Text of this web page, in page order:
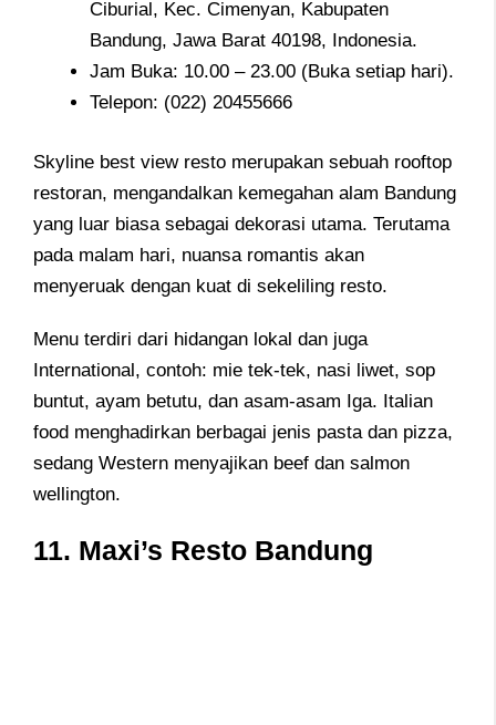
Ciburial, Kec. Cimenyan, Kabupaten
Bandung, Jawa Barat 40198, Indonesia.
Jam Buka: 10.00 – 23.00 (Buka setiap hari).
Telepon: (022) 20455666
Skyline best view resto merupakan sebuah rooftop
restoran, mengandalkan kemegahan alam Bandung
yang luar biasa sebagai dekorasi utama. Terutama
pada malam hari, nuansa romantis akan
menyeruak dengan kuat di sekeliling resto.
Menu terdiri dari hidangan lokal dan juga
International, contoh: mie tek-tek, nasi liwet, sop
buntut, ayam betutu, dan asam-asam Iga. Italian
food menghadirkan berbagai jenis pasta dan pizza,
sedang Western menyajikan beef dan salmon
wellington.
11. Maxi’s Resto Bandung